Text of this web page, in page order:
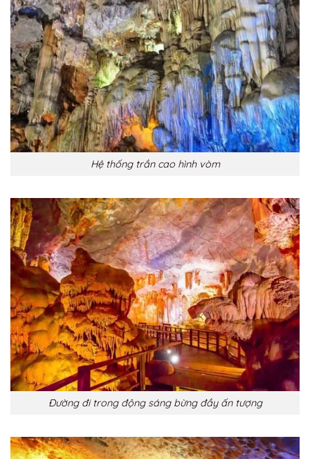
Hệ thống trần cao hình vòm
Đường đi trong động sáng bừng đầy ấn tượng